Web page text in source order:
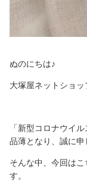
ぬのにちは♪
大塚屋ネットショッ
「新型コロナウイ
品薄となり、誠に申
そんな中、今回は
す。